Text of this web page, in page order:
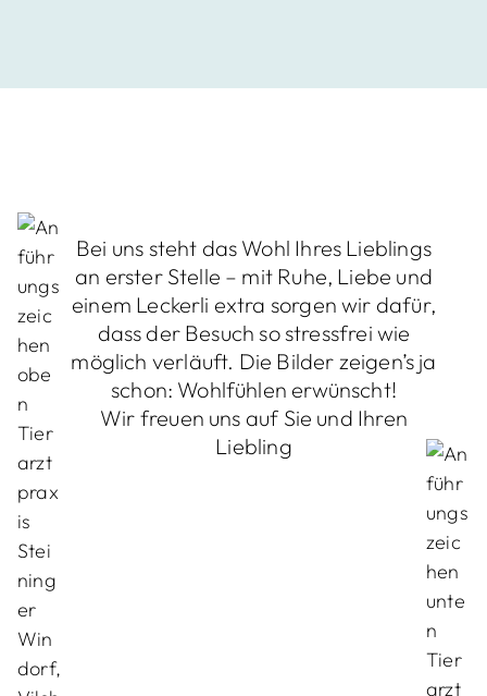
Bei uns steht das Wohl Ihres Lieblings
an erster Stelle – mit Ruhe, Liebe und
einem Leckerli extra sorgen wir dafür,
dass der Besuch so stressfrei wie
möglich verläuft. Die Bilder zeigen’s ja
schon: Wohlfühlen erwünscht!
Wir freuen uns auf Sie und Ihren
Liebling